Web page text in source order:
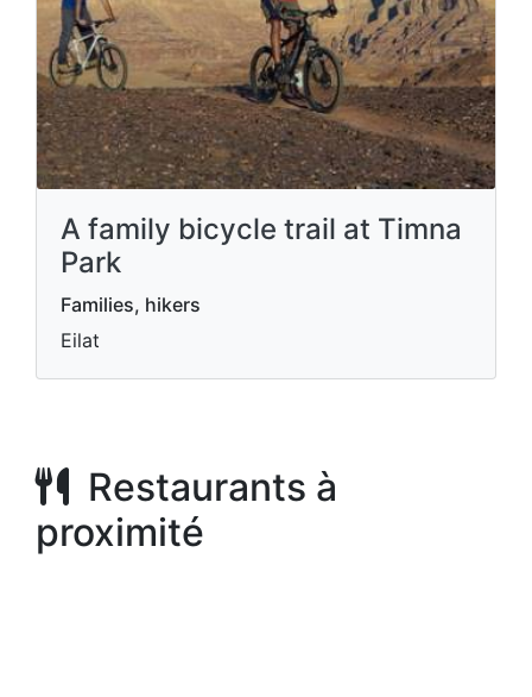
A family bicycle trail at Timna
Park
Families, hikers
Eilat
Restaurants à
proximité